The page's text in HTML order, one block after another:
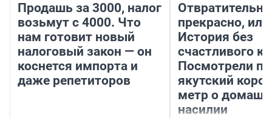
Продашь за 3000, налог
возьмут с 4000. Что
нам готовит новый
налоговый закон — он
коснется импорта и
даже репетиторов
Отвратительно
прекрасно, или
История без
счастливого
Посмотрели
якутский
метр о
насилии